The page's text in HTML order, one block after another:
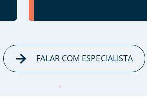
FALAR COM ESPECIALISTA